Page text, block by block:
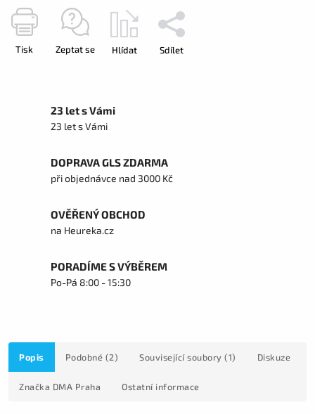
Tisk Zeptat se Hlídat Sdílet
23 let s Vámi
23 let s Vámi
DOPRAVA GLS ZDARMA
při objednávce nad 3000 Kč
OVĚŘENÝ OBCHOD
na Heureka.cz
PORADÍME S VÝBĚREM
Po-Pá 8:00 - 15:30
Popis Podobné (2) Související soubory (1) Diskuze
Značka DMA Praha Ostatní informace